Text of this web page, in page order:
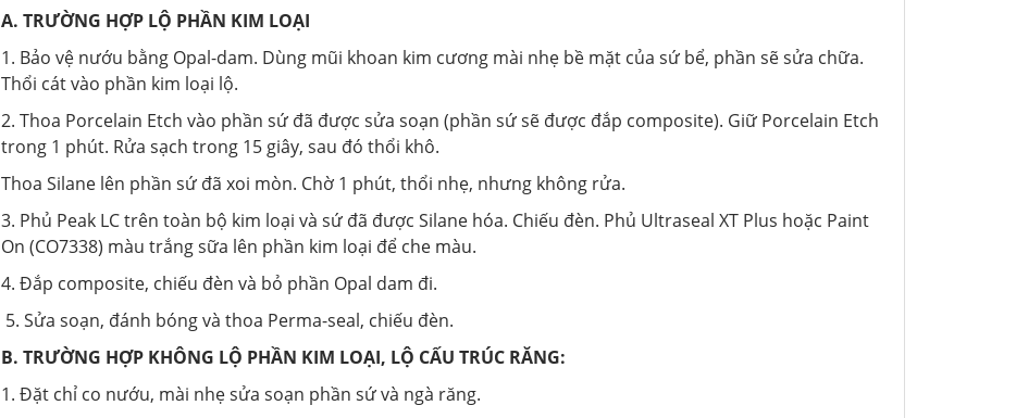
A. TRƯỜNG HỢP LỘ PHẦN KIM LOẠI
1. Bảo vệ nướu bằng Opal-dam. Dùng mũi khoan kim cương mài nhẹ bề mặt của sứ bể, phần sẽ sửa chữa.
Thổi cát vào phần kim loại lộ.
2. Thoa Porcelain Etch vào phần sứ đã được sửa soạn (phần sứ sẽ được đắp composite). Giữ Porcelain Etch
trong 1 phút. Rửa sạch trong 15 giây, sau đó thổi khô.
Thoa Silane lên phần sứ đã xoi mòn. Chờ 1 phút, thổi nhẹ, nhưng không rửa.
3. Phủ Peak LC trên toàn bộ kim loại và sứ đã được Silane hóa. Chiếu đèn. Phủ Ultraseal XT Plus hoặc Paint
On (CO7338) màu trắng sữa lên phần kim loại để che màu.
4. Đắp composite, chiếu đèn và bỏ phần Opal dam đi.
5. Sửa soạn, đánh bóng và thoa Perma-seal, chiếu đèn.
B. TRƯỜNG HỢP KHÔNG LỘ PHẦN KIM LOẠI, LỘ CẤU TRÚC RĂNG:
1. Đặt chỉ co nướu, mài nhẹ sửa soạn phần sứ và ngà răng.